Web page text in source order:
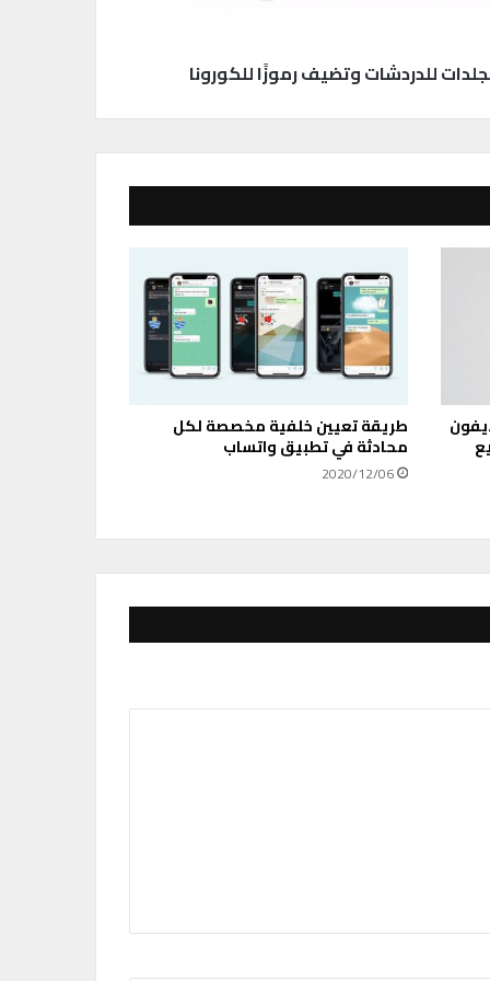
للدردشات وتضيف رموزًا للكورونا
طريقة تعيين خلفية مخصصة لكل
محادثة في تطبيق واتساب
2020/12/06